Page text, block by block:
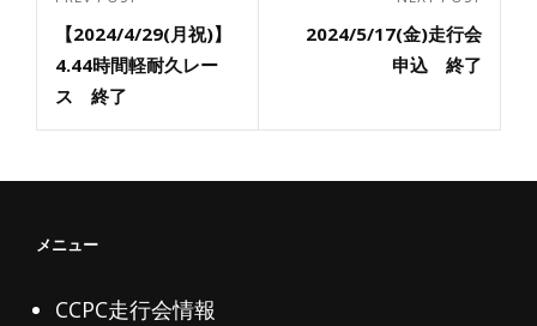
稿
ナ
ビ
ゲ
ョ
Previous
Post
【2024/4/29(月祝)】
4.44時間軽耐久レー
ス 終了
Post
2024/5/17(金)走行会
申込 終了
メニュー
CCPC走行会情報